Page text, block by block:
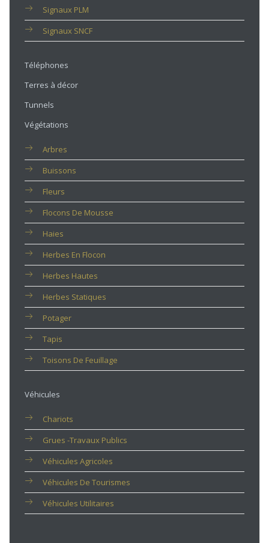
Signaux PLM
Signaux SNCF
Téléphones
Terres à décor
Tunnels
Végétations
Arbres
Buissons
Fleurs
Flocons De Mousse
Haies
Herbes En Flocon
Herbes Hautes
Herbes Statiques
Potager
Tapis
Toisons De Feuillage
Véhicules
Chariots
Grues -travaux Publics
Véhicules Agricoles
Véhicules De Tourismes
Véhicules Utilitaires